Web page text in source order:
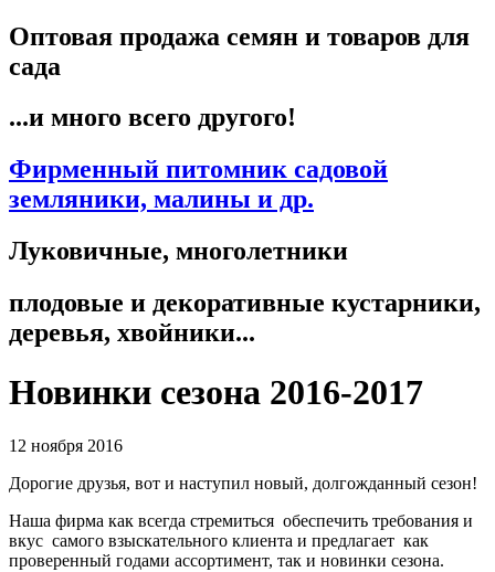
Оптовая продажа семян и товаров для
сада
...и много всего другого!
Фирменный питомник садовой
земляники, малины и др.
Луковичные, многолетники
плодовые и декоративные кустарники,
деревья, хвойники...
Новинки сезона 2016-2017
12 ноября 2016
Дорогие друзья, вот и наступил новый, долгожданный сезон!
Наша фирма как всегда стремиться обеспечить требования и
вкус самого взыскательного клиента и предлагает как
проверенный годами ассортимент, так и новинки сезона.